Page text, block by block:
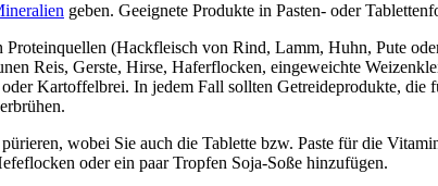
geben. Geeignete Produkte in Pasten- oder
(Hackfleisch von Rind, Lamm, Huhn, Pute
Reis, Gerste, Hirse, Haferflocken, eingeweichte
Kartoffelbrei. In jedem Fall sollten Getreideprodukte,
wobei Sie auch die Tablette bzw. Paste für die
oder ein paar Tropfen Soja-Soße hinzufügen.